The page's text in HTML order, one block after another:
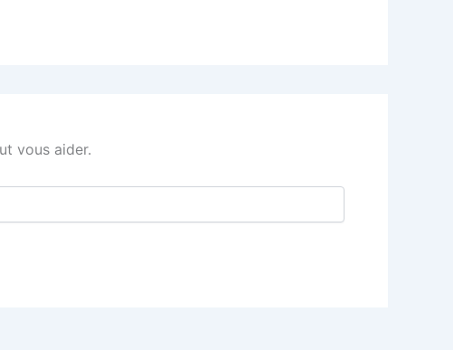
vous aider.